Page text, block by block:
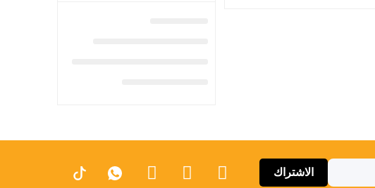
الاشتراك